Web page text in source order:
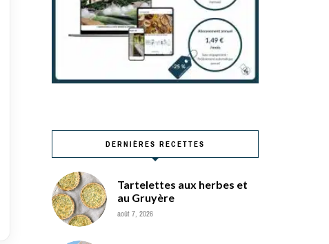
DERNIÈRES RECETTES
Tartelettes aux herbes et
au Gruyère
août 7, 2026